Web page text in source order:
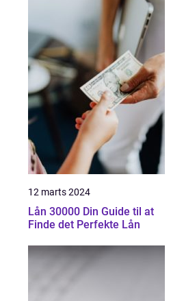
12 marts 2024
Lån 30000 Din Guide til at
Finde det Perfekte Lån